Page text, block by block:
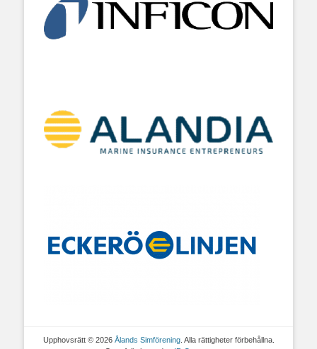
Upphovsrätt © 2026 Ålands Simförening. Alla rättigheter förbehållna.